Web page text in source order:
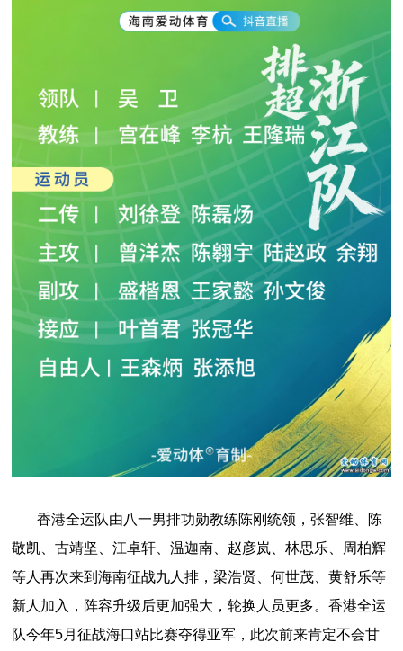
香港全运队由八一男排功勋教练陈刚统领，张智维、陈
敬凯、古靖坚、江卓轩、温迦南、赵彦岚、林思乐、周柏辉
等人再次来到海南征战九人排，梁浩贤、何世茂、黄舒乐等
新人加入，阵容升级后更加强大，轮换人员更多。香港全运
队今年5月征战海口站比赛夺得亚军，此次前来肯定不会甘